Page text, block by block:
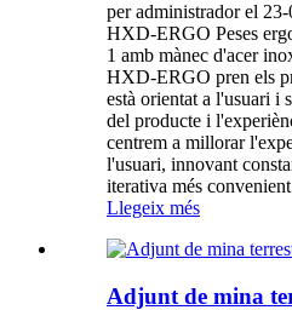
per administrador el
HXD-ERGO Peses
1 amb mànec d'acer
HXD-ERGO pren els
està orientat a l'usuari i
del producte i
centrem a millorar
l'usuari, innovant
iterativa més
Llegeix més
Adjunt de mina